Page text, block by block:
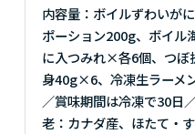
内容量：ボイルずわいが
ポーション200g、ボイル
に入つみれ×各6個、つ
身40g×6、冷凍生ラー
／賞味期間は冷凍で30日
老：カナダ産、ほたて・